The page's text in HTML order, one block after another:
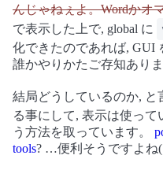
んじゃねぇよ。Wordかオ
で表示した上で, global に
化できたのであれば, GUI
誰かやりかたご存知あり
結局どうしているのか, と
る事にして, 表示は使っ
う方法を取っています。
tools? …便利そうですよね